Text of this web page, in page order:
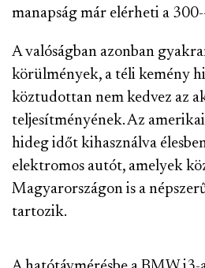
manapság már elérheti a
A valóságban azonban
körülmények, a téli kemény
köztudottan nem kedvez az
teljesítményének. Az
hideg időt kihasználva
elektromos autót, amelyek
Magyarországon is a
tartozik.